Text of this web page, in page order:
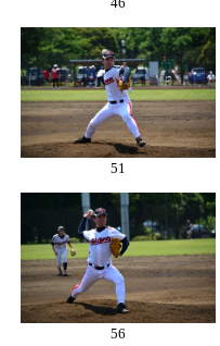
51
56